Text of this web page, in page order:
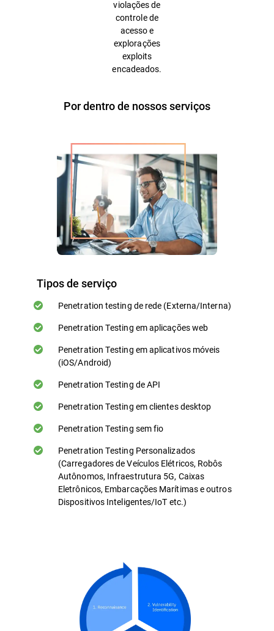
violações de
controle de
acesso e
explorações
exploits
encadeados.
Por dentro de nossos serviços
Tipos de serviço
Penetration testing de rede (Externa/Interna)
Penetration Testing em aplicações web
Penetration Testing em aplicativos móveis
(iOS/Android)
Penetration Testing de API
Penetration Testing em clientes desktop
Penetration Testing sem fio
Penetration Testing Personalizados
(Carregadores de Veículos Elétricos, Robôs
Autônomos, Infraestrutura 5G, Caixas
Eletrônicos, Embarcações Marítimas e outros
Dispositivos Inteligentes/IoT etc.)